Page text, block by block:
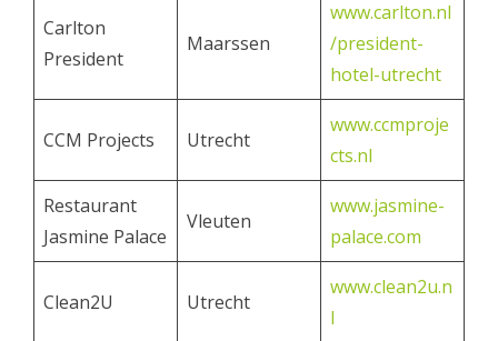
Carlton
President
Maarssen
www.carlton.nl
/president-
hotel-utrecht
CCM Projects Utrecht
www.ccmproje
cts.nl
Restaurant
Jasmine Palace
Vleuten
www.jasmine-
palace.com
Clean2U Utrecht
www.clean2u.n
l